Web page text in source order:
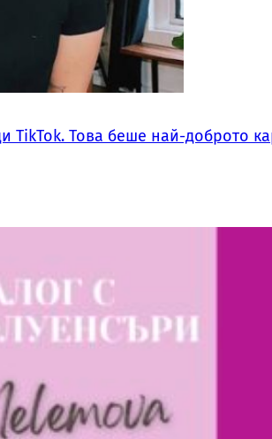
TikTok. Това беше най-доброто